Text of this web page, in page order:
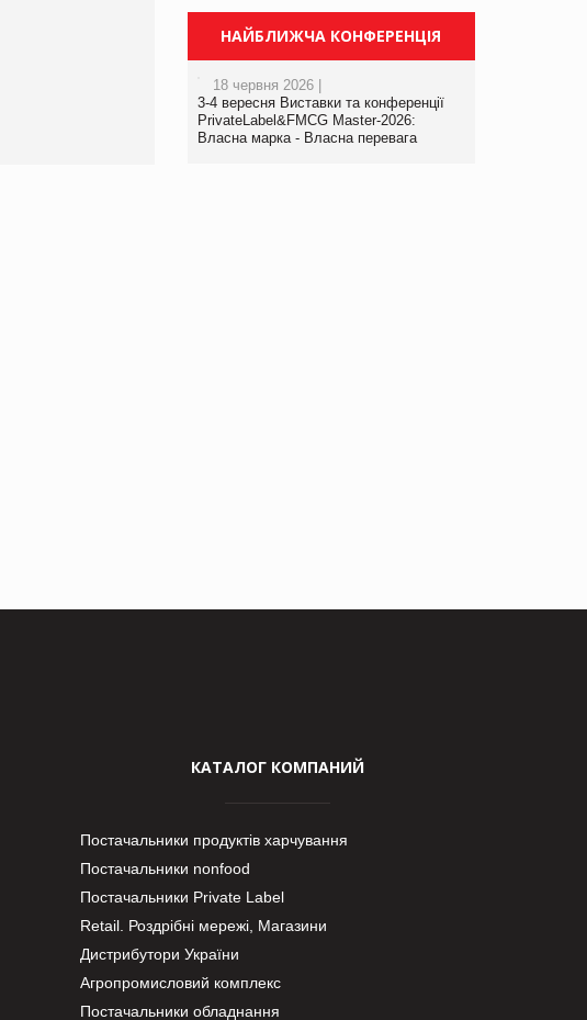
Брагина Людмила
Просування компанії на
www.trademaster.ua.
правила. Особливості.
НАЙБЛИЖЧА КОНФЕРЕНЦІЯ
18 червня 2026 |
3-4 вересня Виставки та конференції
PrivateLabel&FMCG Master-2026:
Власна марка - Власна перевага
КАТАЛОГ КОМПАНИЙ
Постачальники продуктів харчування
Постачальники nonfood
Постачальники Private Label
Retail. Роздрібні мережі, Магазини
Дистрибутори України
Агропромисловий комплекс
Постачальники обладнання